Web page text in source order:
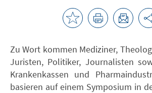
Zu Wort kommen Mediziner,
Juristen, Politiker, Journalisten
Krankenkassen und
basieren auf einem Symposium in